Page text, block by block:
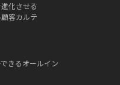
化させる
客カルテ
きるオールイン